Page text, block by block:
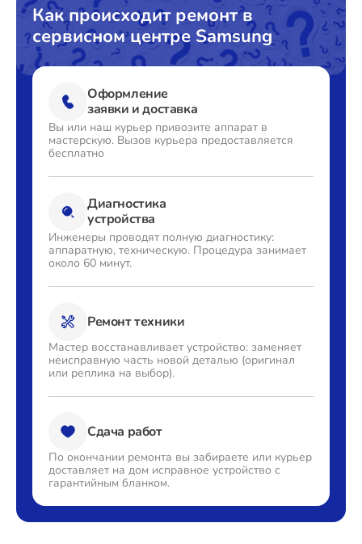
Как происходит ремонт в
сервисном центре Samsung
Оформление
заявки и доставка
Вы или наш курьер привозите аппарат в
мастерскую. Вызов курьера предоставляется
бесплатно
Диагностика
устройства
Инженеры проводят полную диагностику:
аппаратную, техническую. Процедура занимает
около 60 минут.
Ремонт техники
Мастер восстанавливает устройство: заменяет
неисправную часть новой деталью (оригинал
или реплика на выбор).
Сдача работ
По окончании ремонта вы забираете или курьер
доставляет на дом исправное устройство с
гарантийным бланком.